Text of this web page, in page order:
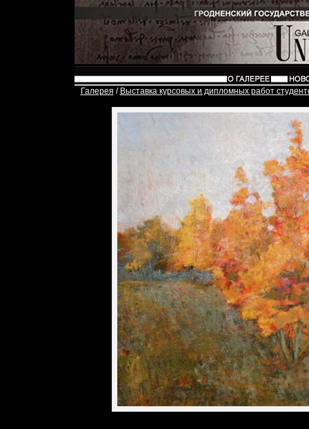
Галерея / Выставка курсовых и дипломных работ